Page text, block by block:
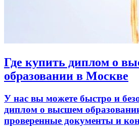
Где купить диплом о
образовании в Москве
У нас вы можете быстро и
диплом о высшем
проверенные документы и